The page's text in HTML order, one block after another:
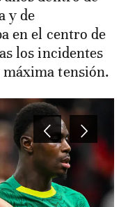
y de
en el centro de
los incidentes
tensión.